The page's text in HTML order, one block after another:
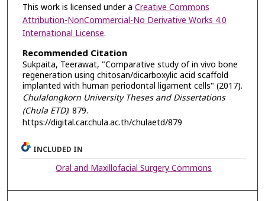
This work is licensed under a Creative Commons
Attribution-NonCommercial-No Derivative Works 4.0
International License.
Recommended Citation
Sukpaita, Teerawat, "Comparative study of in vivo bone
regeneration using chitosan/dicarboxylic acid scaffold
implanted with human periodontal ligament cells" (2017).
Chulalongkorn University Theses and Dissertations
(Chula ETD). 879.
https://digital.car.chula.ac.th/chulaetd/879
INCLUDED IN
Oral and Maxillofacial Surgery Commons